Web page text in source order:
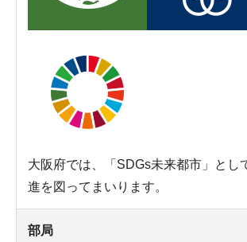
大阪府では、「SDGs未来都市」とし
進を図ってまいります。
部局